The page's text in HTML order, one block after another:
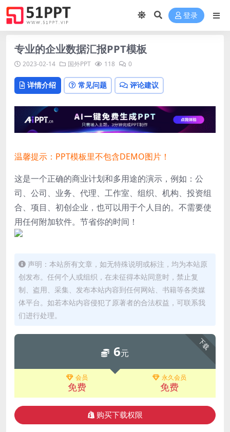
登录
专业的企业数据汇报PPT模板
2023-02-14 国外PPT 118 0
详情介绍 常见问题 评论建议
温馨提示：PPT模板里不包含DEMO图片！
这是一个正确的商业计划和多用途的演示，例如：公
司、公司、业务、代理、工作室、组织、机构、投资组
合、项目、初创企业，也可以用于个人目的。不需要使
用任何附加软件。节省你的时间！
声明：本站所有文章，如无特殊说明或标注，均为本站原
创发布。任何个人或组织，在未征得本站同意时，禁止复
制、盗用、采集、发布本站内容到任何网站、书籍等各类媒
体平台。如若本站内容侵犯了原著者的合法权益，可联系我
们进行处理。
下载
6元
会员
免费
永久会员
免费
购买下载权限